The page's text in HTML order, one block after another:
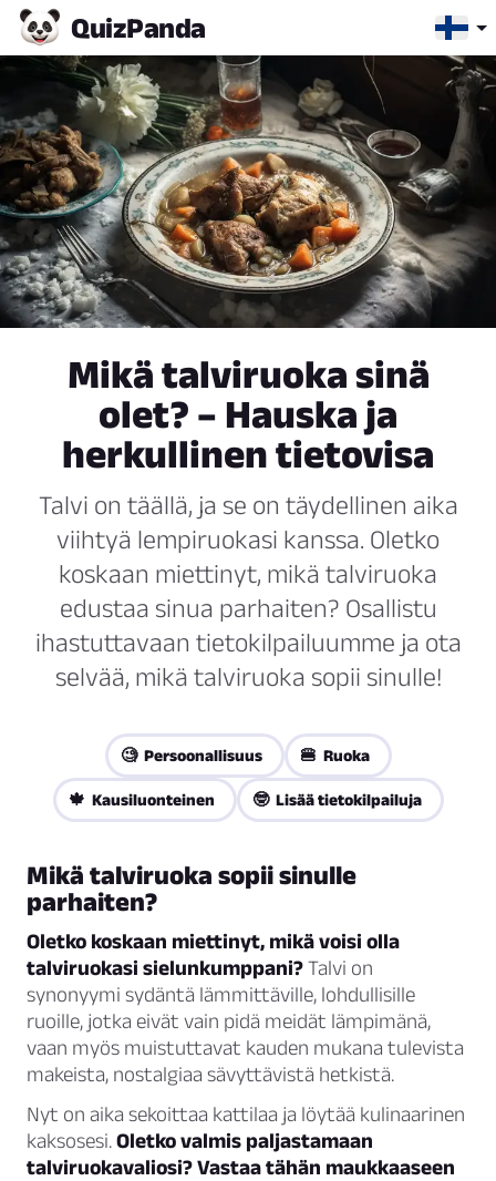
QuizPanda
Mikä talviruoka sinä
olet? – Hauska ja
herkullinen tietovisa
Talvi on täällä, ja se on täydellinen aika
viihtyä lempiruokasi kanssa. Oletko
koskaan miettinyt, mikä talviruoka
edustaa sinua parhaiten? Osallistu
ihastuttavaan tietokilpailuumme ja ota
selvää, mikä talviruoka sopii sinulle!
🧐 Persoonallisuus 🍔 Ruoka
🍁 Kausiluonteinen 🤓 Lisää tietokilpailuja
Mikä talviruoka sopii sinulle
parhaiten?
Oletko koskaan miettinyt, mikä voisi olla
talviruokasi sielunkumppani?Talvi on
synonyymi sydäntä lämmittäville, lohdullisille
ruoille, jotka eivät vain pidä meidät lämpimänä,
vaan myös muistuttavat kauden mukana tulevista
makeista, nostalgiaa sävyttävistä hetkistä.
Nyt on aika sekoittaa kattilaa ja löytää kulinaarinen
kaksosesi.Oletko valmis paljastamaan
talviruokavaliosi? Vastaa tähän maukkaaseen